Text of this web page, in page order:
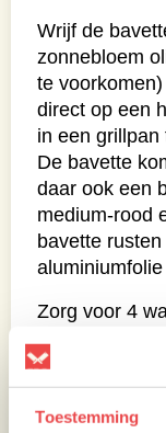
Toestemming
Wrijf de
zonnebloem
te
direct op een
in een grillpan
De bavette
daar ook een
medium-rood
bavette
Zorg voor 4
onder de
om op te
proeven of
zouter, kun je